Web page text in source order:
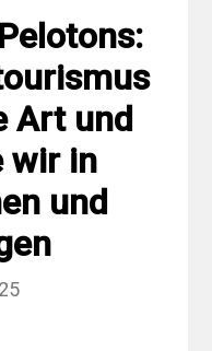
Art und
wir in
und